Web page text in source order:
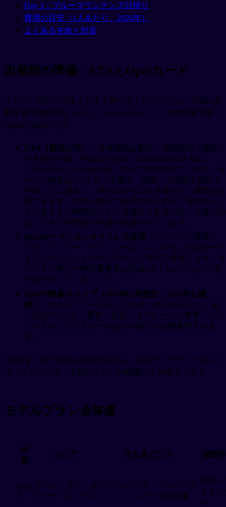
Day 3：ブルーマウンテンズ日帰り
費用の目安（1人あたり、2026年）
よくある失敗と対策
出発前の準備：ETAとOpalカード
シドニー旅行で日本人がまず押さえておくべきは、入国に必
要な電子渡航許可（ETA、subclass 601）と、市内交通で使う
Opalの仕組みです。
ETA（観光ビザ）
：日本国民は観光・商用目的で最長3
か月滞在可能。申請は公式の「Australian ETA App」
（App Store／Google Play）のみで受け付けています。サ
ービス料金はAUD 20（非返金、承認・不承認を問わず
申請ごとに課金）。発行日から12か月有効で、複数回入
国できます。大半は数分で処理されますが、追加チェッ
クがあると24時間以上かかる場合もあるため、出発の少
なくとも72時間前の申請が推奨されています。
Opalカード／コンタクトレス決済 ：シドニーの電車・
バス・フェリー・ライトレール・メトロは、Opalカード
またはクレジットカードのタップ決済で乗車します。タ
ップオン無しや無効乗車券は罰金200ドルからなので必
ず両方タップしましょう。
Opalの料金キャップ（2025年7月改定、2026年も継
続）
：大人デイリーキャップは月～木が19.30ドル、金
～日は9.65ドル。週末・祝日・オフピークの電車／バス
／メトロ／ライトレールは30%割引が自動適用されま
す。
3日間まとめて市内を移動するなら、Opalウィークリーキャッ
プ（大人50ドル、子供25ドル）の範囲に十分収まります。
モデルプラン全体像
日
程
エリア 主な見どころ 移動
Day
1
サーキュラー・キ
ー〜ザ・ロックス
オペラハウス、ハーバーブ
リッジ、ロイヤル植物園
徒歩＋
イトレ
ル